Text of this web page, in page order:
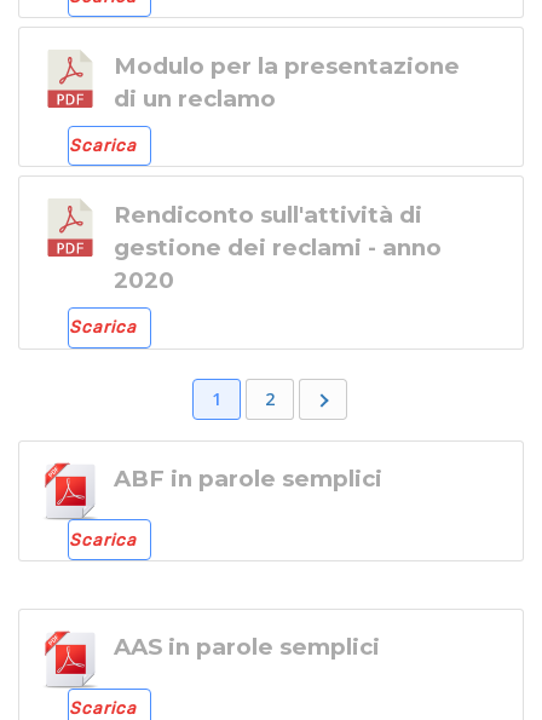
Modulo per la presentazione
di un reclamo
Scarica
Rendiconto sull'attività di
gestione dei reclami - anno
2020
Scarica
1 2
ABF in parole semplici
Scarica
AAS in parole semplici
Scarica